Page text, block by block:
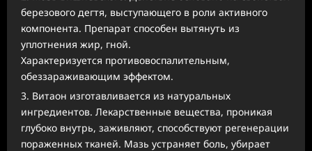
березового дегтя, выступающего в роли активного
компонента. Препарат способен вытянуть из
уплотнения жир, гной.
Характеризуется противовоспалительным,
обеззараживающим эффектом.
Витаон изготавливается из натуральных
ингредиентов. Лекарственные вещества, проникая
глубоко внутрь, заживляют, способствуют регенерации
пораженных тканей. Мазь устраняет боль, убирает